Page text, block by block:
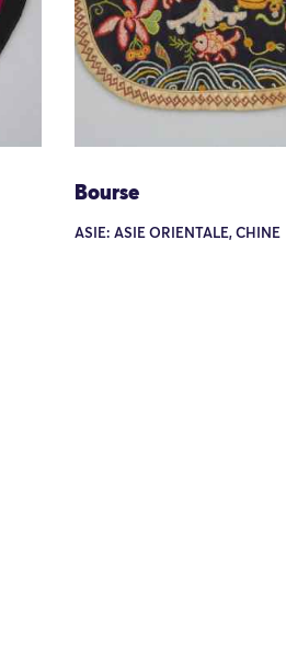
Bourse
ASIE: ASIE ORIENTALE, CHINE